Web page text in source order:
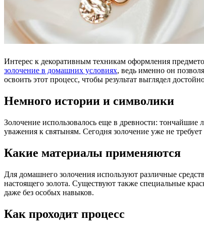
Интерес к декоративным техникам оформления
золочение в домашних условиях, ведь именно он
освоить этот процесс, чтобы результат выглядел
Немного истории и символики
Золочение использовалось еще в древности:
уважения к святыням. Сегодня золочение уже не
Какие материалы применяются
Для домашнего золочения используют различные
настоящего золота. Существуют также специальные
даже без особых навыков.
Как проходит процесс